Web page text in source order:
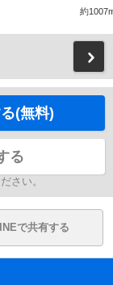
約
(無料)
る
さい。
で共有する